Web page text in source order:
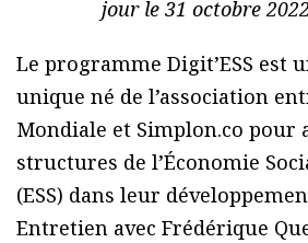
jour le 31 octobre
Le programme Digit’ESS est
unique né de l’association
Mondiale et Simplon.co pour
structures de l’Économie
(ESS) dans leur
Entretien avec Frédérique